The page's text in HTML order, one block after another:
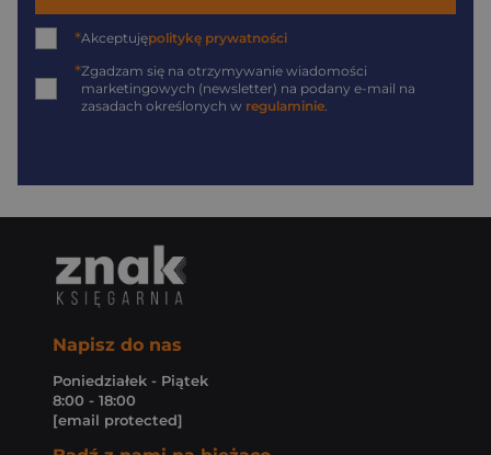
*Akceptujępolitykę prywatności
*Zgadzam się na otrzymywanie wiadomości
marketingowych (newsletter) na podany e-mail na
zasadach określonych w regulaminie.
Napisz do nas
Poniedziałek - Piątek
8:00 - 18:00
[email protected]